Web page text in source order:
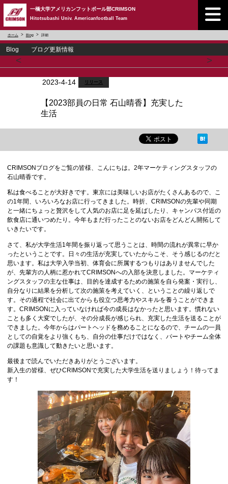
一橋大学アメリカンフットボール部CRIMSON
Hitotsubashi Univ. Americanfootball Team
ホーム Blog 詳細
Blog ブログ更新情報
< >
2023-4-14 リリース
【2023部員の日常 石山晴香】充実した
生活
CRIMSONブログをご覧の皆様、こんにちは。2年マーケティングスタッフの
石山晴香です。
私は食べることが大好きです。東京には美味しいお店がたくさんあるので、こ
の1年間、いろいろなお店に行ってきました。時折、CRIMSONの先輩や同期
と一緒にちょっと贅沢をして人気のお店に足を延ばしたり、キャンパス付近の
飲食店に通いつめたり。今年もまだ行ったことのないお店をどんどん開拓して
いきたいです。
さて、私が大学生活1年間を振り返って思うことは、時間の流れが異常に早か
ったということです。日々の生活が充実していたからこそ、そう感じるのだと
思います。私は大学入学当初、体育会に所属するつもりはありませんでした
が、先輩方の人柄に惹かれてCRIMSONへの入部を決意しました。マーケティ
ングスタッフの主な仕事は、目的を達成するための施策を自ら発案・実行し、
自分なりに結果を分析して次の施策を考えていく、ということの繰り返しで
す。その過程で社会に出てからも役立つ思考力やスキルを養うことができま
す。CRIMSONに入っていなければ今の成長はなかったと思います。慣れない
ことも多く大変でしたが、その分成長が感じられ、充実した生活を送ることが
できました。今年からはパートヘッドを務めることになるので、チームの一員
としての自覚をより強くもち、自分の仕事だけではなく、パートやチーム全体
の課題も意識して動きたいと思います。
最後まで読んでいただきありがとうございます。
新入生の皆様、ぜひCRIMSONで充実した大学生活を送りましょう！待ってま
す！